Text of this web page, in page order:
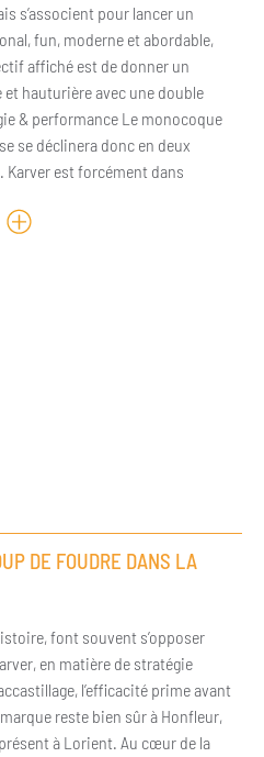
s’associent pour lancer un
fun, moderne et abordable,
affiché est de donner un
et hauturière avec une double
& performance Le monocoque
se déclinera donc en deux
Karver est forcément dans
DE FOUDRE DANS LA
font souvent s’opposer
en matière de stratégie
l’efficacité prime avant
reste bien sûr à Honfleur,
à Lorient. Au cœur de la